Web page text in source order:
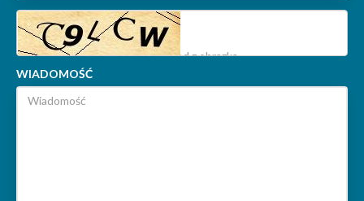
WIADOMOŚĆ